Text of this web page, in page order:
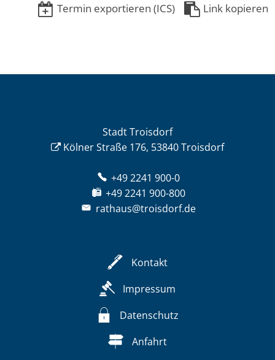
Termin exportieren (ICS)
Link kopieren
Stadt Troisdorf
Kölner Straße 176, 53840 Troisdorf
+49 2241 900-0
+49 2241 900-800
rathaus@troisdorf.de
Kontakt
Impressum
Datenschutz
Anfahrt